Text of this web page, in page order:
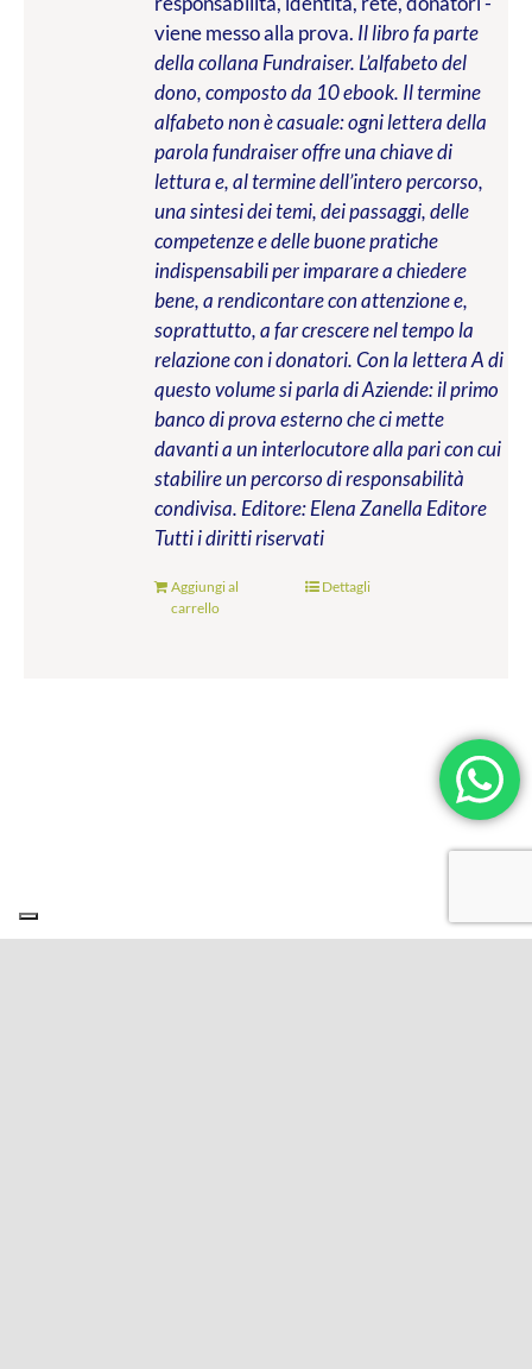
viene messo alla prova. Il libro fa parte
della collana Fundraiser. L’alfabeto del
dono, composto da 10 ebook. Il termine
alfabeto non è casuale: ogni lettera della
parola fundraiser offre una chiave di
lettura e, al termine dell’intero percorso,
una sintesi dei temi, dei passaggi, delle
competenze e delle buone pratiche
indispensabili per imparare a chiedere
bene, a rendicontare con attenzione e,
soprattutto, a far crescere nel tempo la
relazione con i donatori. Con la lettera A di
questo volume si parla di Aziende: il primo
banco di prova esterno che ci mette
davanti a un interlocutore alla pari con cui
stabilire un percorso di responsabilità
condivisa. Editore: Elena Zanella Editore
Tutti i diritti riservati
Aggiungi al
carrello
Dettagli